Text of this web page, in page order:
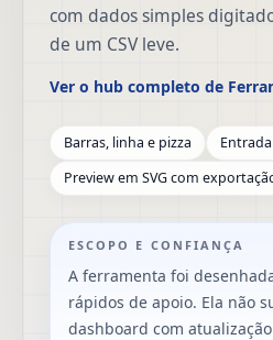
com dados simples
de um CSV leve.
Ver o hub completo de
Barras, linha e pizza
Preview em SVG com
ESCOPO E CONFIANÇA
A ferramenta foi
rápidos de apoio. Ela não
dashboard com